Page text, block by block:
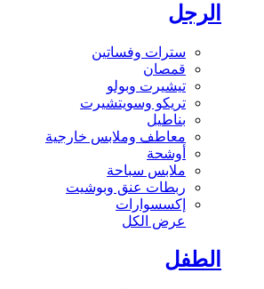
الرجل
سترات وفساتين
قمصان
تيشيرت وبولو
تريكو وسويتشيرت
بناطيل
معاطف وملابس خارجية
أوشحة
ملابس سباحة
ربطات عنق وبوشيت
إكسسوارات
عرض الكل
الطفل